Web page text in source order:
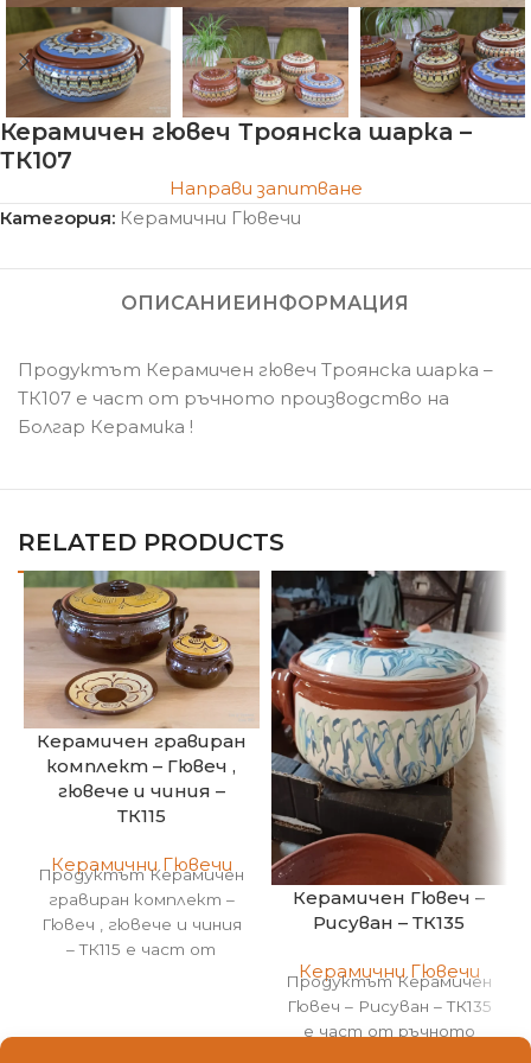
Керамичен гювеч Троянска шарка –
ТК107
Направи запитване
Категория: Керамични Гювечи
ОПИСАНИЕИНФОРМАЦИЯ
Продуктът Керамичен гювеч Троянска шарка –
ТК107 е част от ръчното производство на
Болгар Керамика !
RELATED PRODUCTS
Керамичен гравиран
комплект – Гювеч ,
гювече и чиния –
ТК115
Керамични Гювечи
Продуктът Керамичен
гравиран комплект –
Гювеч , гювече и чиния
– ТК115 е част от
Керамичен Гювеч –
Рисуван – ТК135
Керамични Гювечи
Продуктът Керамичен
Гювеч – Рисуван – ТК135
е част от ръчното